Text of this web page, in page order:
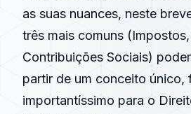
as suas nuances, neste
três mais comuns
Contribuições Sociais)
partir de um conceito único,
importantíssimo para o